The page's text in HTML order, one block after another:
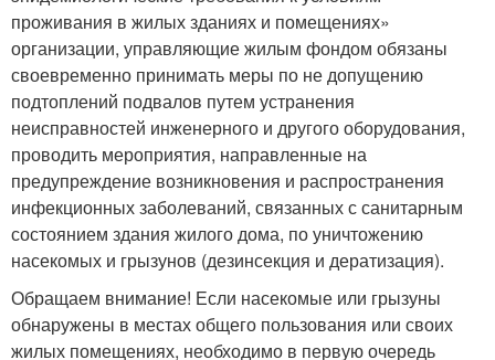
проживания в жилых зданиях и помещениях»
организации, управляющие жилым фондом обязаны
своевременно принимать меры по не допущению
подтоплений подвалов путем устранения
неисправностей инженерного и другого оборудования,
проводить мероприятия, направленные на
предупреждение возникновения и распространения
инфекционных заболеваний, связанных с санитарным
состоянием здания жилого дома, по уничтожению
насекомых и грызунов (дезинсекция и дератизация).
Обращаем внимание! Если насекомые или грызуны
обнаружены в местах общего пользования или своих
жилых помещениях, необходимо в первую очередь